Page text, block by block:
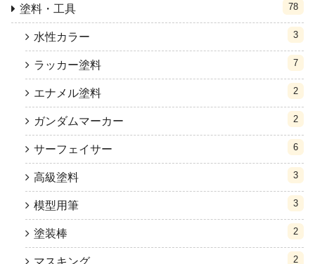
塗料・工具 78
水性カラー 3
ラッカー塗料 7
エナメル塗料 2
ガンダムマーカー 2
サーフェイサー 6
高級塗料 3
模型用筆 3
塗装棒 2
マスキング 2